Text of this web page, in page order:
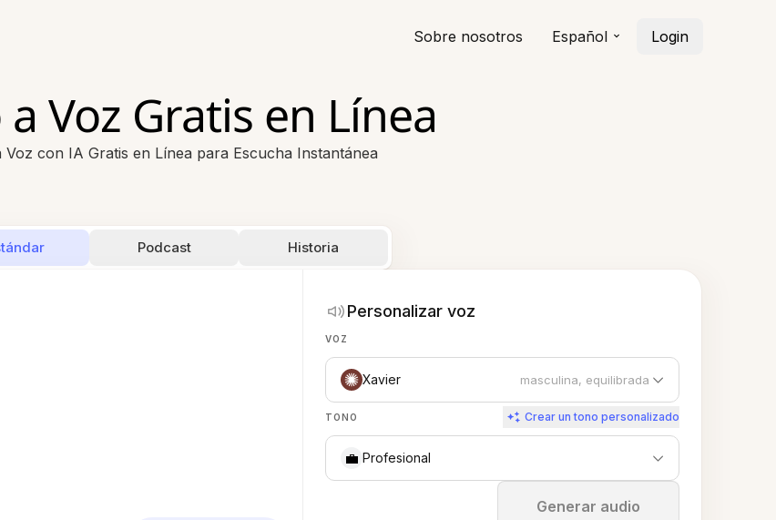
Sobre nosotros Español Login
Voz Gratis en Línea
Voz con IA Gratis en Línea para Escucha Instantánea
Podcast Historia
Personalizar voz
VOZ
Xavier masculina, equilibrada
TONO Crear un tono personalizado
💼 Profesional
Generar audio
Detener